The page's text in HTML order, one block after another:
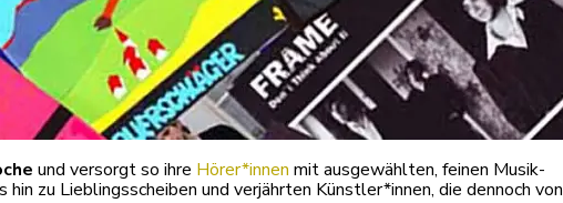
und versorgt so ihre Hörer*innen mit ausgewählten, feinen Musik-
zu Lieblingsscheiben und verjährten Künstler*innen, die dennoch von